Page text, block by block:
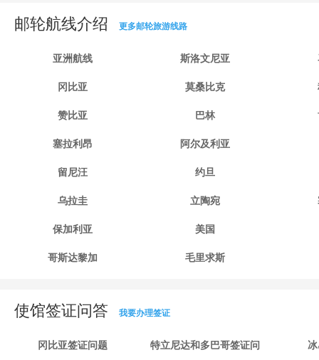
邮轮航线介绍 更多邮轮旅游线路
亚洲航线 斯洛文尼亚
冈比亚 莫桑比克
赞比亚 巴林
塞拉利昂 阿尔及利亚
留尼汪 约旦
乌拉圭 立陶宛
保加利亚 美国
哥斯达黎加 毛里求斯
使馆签证问答 我要办理签证
冈比亚签证问题
特立尼达和多巴哥签证问